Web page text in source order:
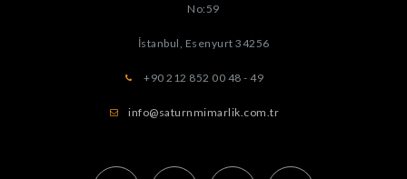
No:59
İstanbul, Esenyurt 34256
+90 212 852 00 48 - 49
info@saturnmimarlik.com.tr